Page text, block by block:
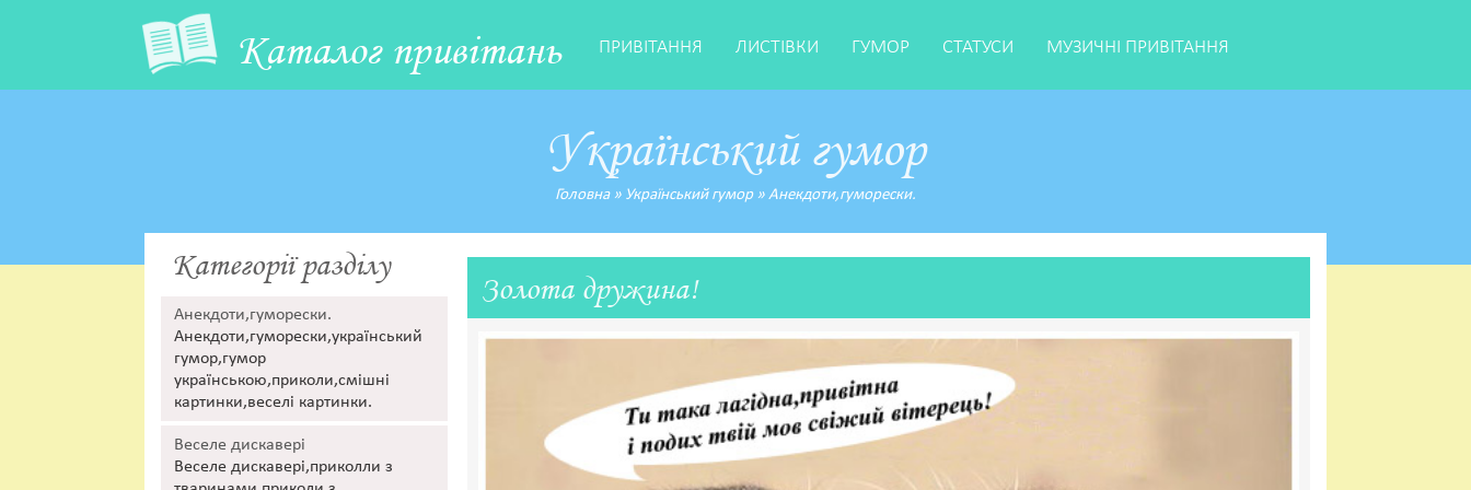
Каталог привітань ПРИВІТАННЯ ЛИСТІВКИ ГУМОР СТАТУСИ МУЗИЧНІ ПРИВІТАННЯ
Український гумор
Головна» Український гумор» Анекдоти,гуморески.
Категорії разділу
Анекдоти,гуморески.
Анекдоти,гуморески,український
гумор,гумор
українською,приколи,смішні
картинки,веселі картинки.
Веселе дискавері
Веселе дискавері,приколли з
Золота дружина!